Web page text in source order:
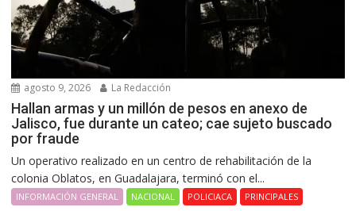
agosto 9, 2026 La Redacción
Hallan armas y un millón de pesos en anexo de
Jalisco, fue durante un cateo; cae sujeto buscado
por fraude
Un operativo realizado en un centro de rehabilitación de la
colonia Oblatos, en Guadalajara, terminó con el...
INFORMACIÓN GENERAL NACIONAL POLICIACA PRINCIPALES